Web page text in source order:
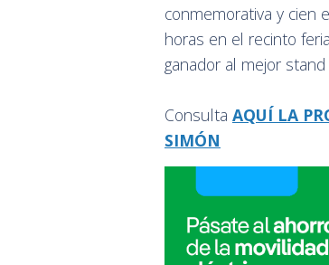
conmemorativa y cien
horas en el recinto
ganador al mejor
Consulta AQUÍ LA
SIMÓN